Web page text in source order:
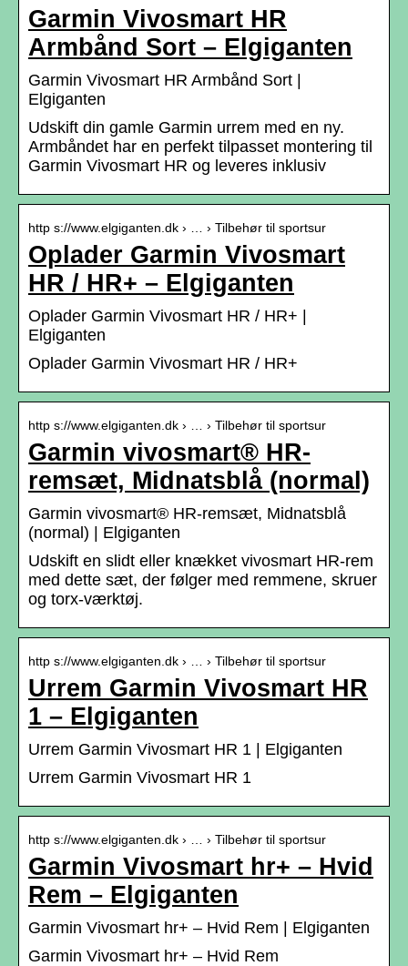
Garmin Vivosmart HR
Armbånd Sort – Elgiganten
Garmin Vivosmart HR Armbånd Sort |
Elgiganten
Udskift din gamle Garmin urrem med en ny.
Armbåndet har en perfekt tilpasset montering til
Garmin Vivosmart HR og leveres inklusiv
http s://www.elgiganten.dk › … › Tilbehør til sportsur
Oplader Garmin Vivosmart
HR / HR+ – Elgiganten
Oplader Garmin Vivosmart HR / HR+ |
Elgiganten
Oplader Garmin Vivosmart HR / HR+
http s://www.elgiganten.dk › … › Tilbehør til sportsur
Garmin vivosmart® HR-
remsæt, Midnatsblå (normal)
Garmin vivosmart® HR-remsæt, Midnatsblå
(normal) | Elgiganten
Udskift en slidt eller knækket vivosmart HR-rem
med dette sæt, der følger med remmene, skruer
og torx-værktøj.
http s://www.elgiganten.dk › … › Tilbehør til sportsur
Urrem Garmin Vivosmart HR
1 – Elgiganten
Urrem Garmin Vivosmart HR 1 | Elgiganten
Urrem Garmin Vivosmart HR 1
http s://www.elgiganten.dk › … › Tilbehør til sportsur
Garmin Vivosmart hr+ – Hvid
Rem – Elgiganten
Garmin Vivosmart hr+ – Hvid Rem | Elgiganten
Garmin Vivosmart hr+ – Hvid Rem